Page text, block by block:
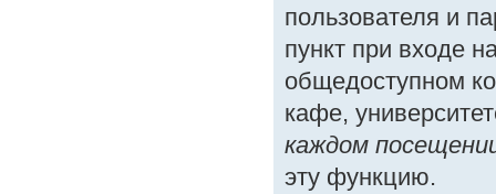
пользователя и
пункт при входе
общедоступном
кафе,
каждом
эту функцию.